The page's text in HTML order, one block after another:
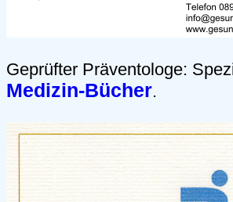
Geprüfter Präventologe:
Medizin-Bücher.